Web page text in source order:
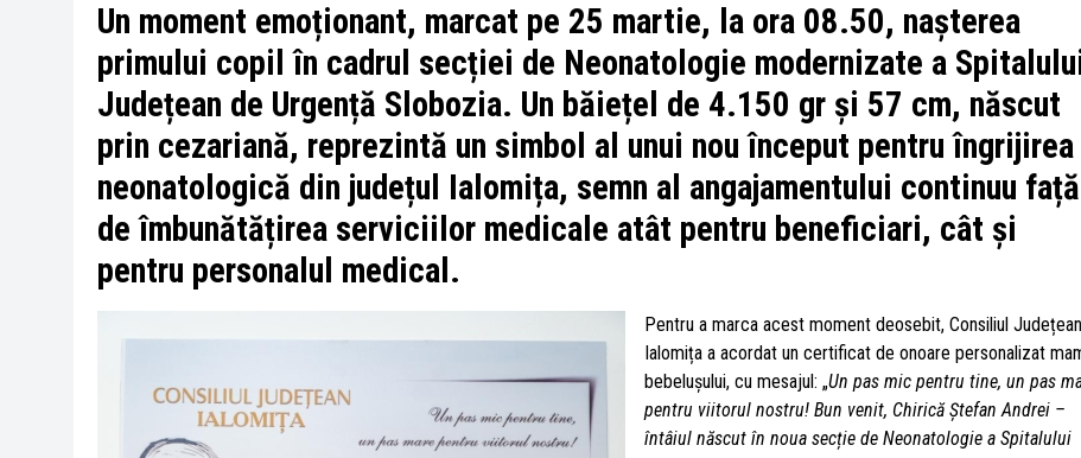
Un moment emoționant, marcat pe 25 martie, la ora 08.50, nașterea
primului copil în cadrul secției de Neonatologie modernizate a
Județean de Urgență Slobozia. Un băiețel de 4.150 gr și 57 cm, născut
prin cezariană, reprezintă un simbol al unui nou început pentru îngrijirea
neonatologică din județul Ialomița, semn al angajamentului continuu față
de îmbunătățirea serviciilor medicale atât pentru beneficiari, cât și
pentru personalul medical.
Pentru a marca acest moment deosebit, Consiliul Județean
Ialomița a acordat un certificat de onoare personalizat
bebelușului, cu mesajul: „Un pas mic pentru tine, un pas
pentru viitorul nostru! Bun venit, Chirică Ștefan Andrei –
întâiul născut în noua secție de Neonatologie a Spitalului